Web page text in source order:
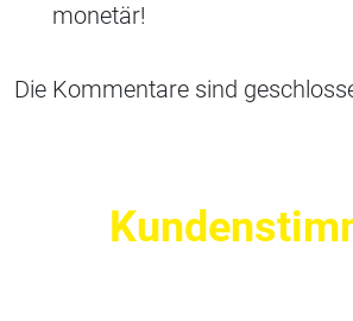
monetär!
Die Kommentare sind